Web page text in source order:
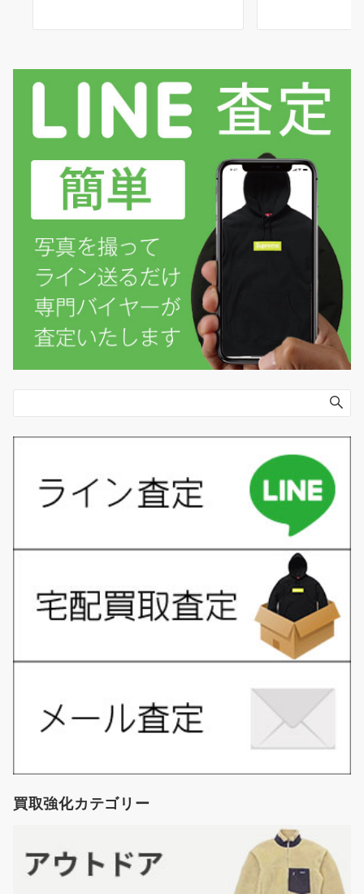
買取強化カテゴリー